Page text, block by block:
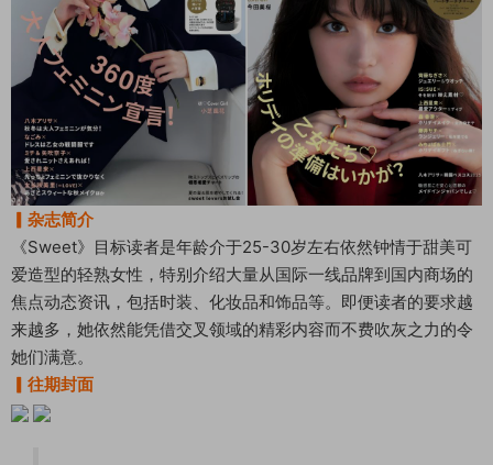
▎杂志简介
《Sweet》目标读者是年龄介于25-30岁左右依然钟情于甜美可
爱造型的轻熟女性，特别介绍大量从国际一线品牌到国内商场的
焦点动态资讯，包括时装、化妆品和饰品等。即便读者的要求越
来越多，她依然能凭借交叉领域的精彩内容而不费吹灰之力的令
她们满意。
▎往期封面